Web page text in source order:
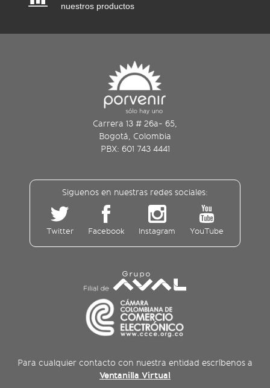
nuestros productos
Carrera 13 # 26a- 65,
Bogotá, Colombia
PBX: 601 743 4441
Siguenos en nuestras redes sociales:
Twitter Facebook Instagram YouTube
Para cualquier contacto con nuestra entidad escríbenos a
Ventanilla Virtual